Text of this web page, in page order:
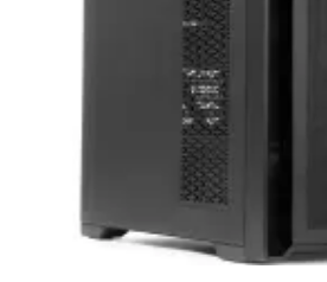
Artline комп'ютери